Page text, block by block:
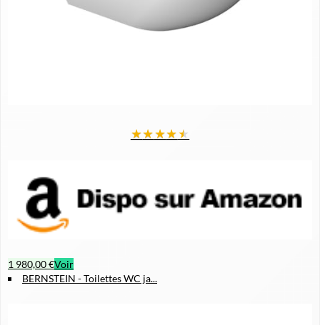
★★★★★
1 980,00 €Voir
BERNSTEIN - Toilettes WC ja...